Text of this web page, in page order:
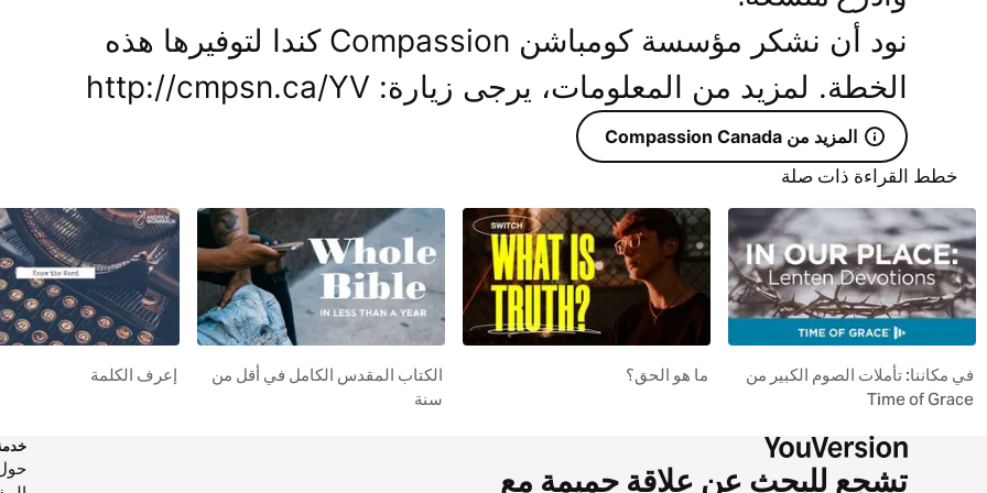
نود أن نشكر مؤسسة كومباشن Compassion كندا لتوفيرها هذه
الخطة. لمزيد من المعلومات، يرجى زيارة: http://cmpsn.ca/YV
المزيد من Compassion Canada
خطط القراءة ذات صلة
في مكاننا: تأملات الصوم الكبير من
Time of Grace
ما هو الحق؟
الكتاب المقدس الكامل في أقل من
سنة
إعرف الكلمة
تشجع للبحث عن علاقة حميمة مع